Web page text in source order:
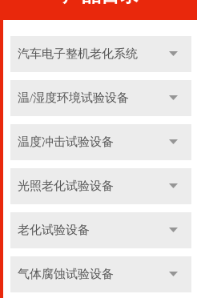
汽车电子整机老化系统
温/湿度环境试验设备
温度冲击试验设备
光照老化试验设备
老化试验设备
气体腐蚀试验设备